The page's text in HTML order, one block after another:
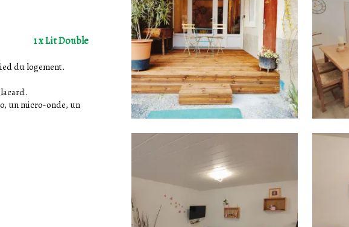
1 x Lit Double
du logement.
un micro-onde, un